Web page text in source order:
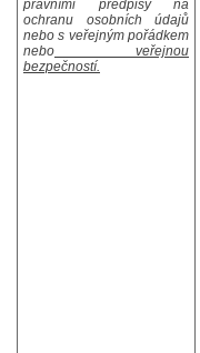
právními předpisy na
ochranu osobních údajů
nebo s veřejným pořádkem
nebo veřejnou
bezpečností.